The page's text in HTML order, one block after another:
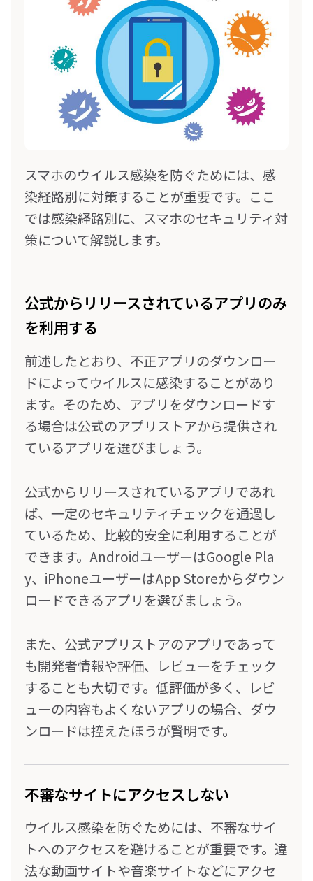
スマホのウイルス感染を防ぐためには、感
染経路別に対策することが重要です。ここ
では感染経路別に、スマホのセキュリティ対
策について解説します。
公式からリリースされているアプリのみ
を利用する
前述したとおり、不正アプリのダウンロー
ドによってウイルスに感染することがあり
ます。そのため、アプリをダウンロードす
る場合は公式のアプリストアから提供され
ているアプリを選びましょう。
公式からリリースされているアプリであれ
ば、一定のセキュリティチェックを通過し
ているため、比較的安全に利用することが
できます。AndroidユーザーはGoogle Pla
y、iPhoneユーザーはApp Storeからダウン
ロードできるアプリを選びましょう。
また、公式アプリストアのアプリであって
も開発者情報や評価、レビューをチェック
することも大切です。低評価が多く、レビ
ューの内容もよくないアプリの場合、ダウ
ンロードは控えたほうが賢明です。
不審なサイトにアクセスしない
ウイルス感染を防ぐためには、不審なサイ
トへのアクセスを避けることが重要です。違
法な動画サイトや音楽サイトなどにアクセ